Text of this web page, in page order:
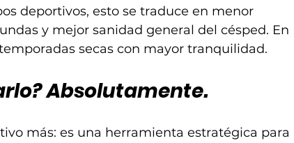
deportivos, esto se traduce en menor
y mejor sanidad general del césped. En
secas con mayor tranquilidad.
Absolutamente.
más: es una herramienta estratégica para